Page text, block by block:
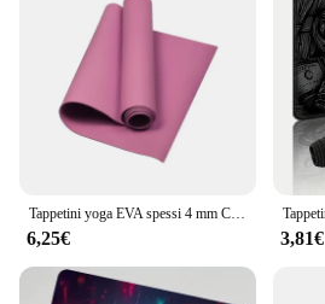
6,25€ 3,81€